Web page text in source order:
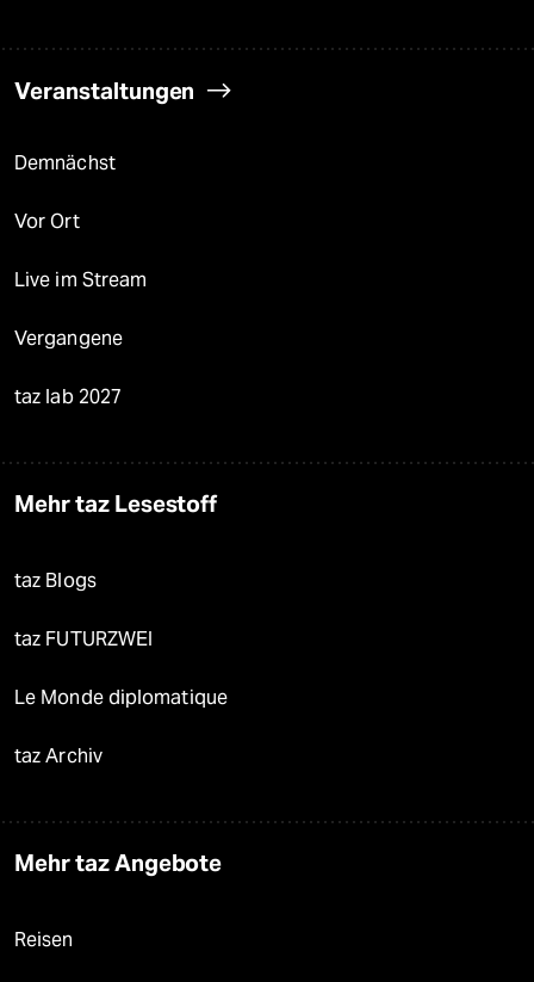
Veranstaltungen
Demnächst
Vor Ort
Live im Stream
Vergangene
taz lab 2027
Mehr taz Lesestoff
taz Blogs
taz FUTURZWEI
Le Monde diplomatique
taz Archiv
Mehr taz Angebote
Reisen